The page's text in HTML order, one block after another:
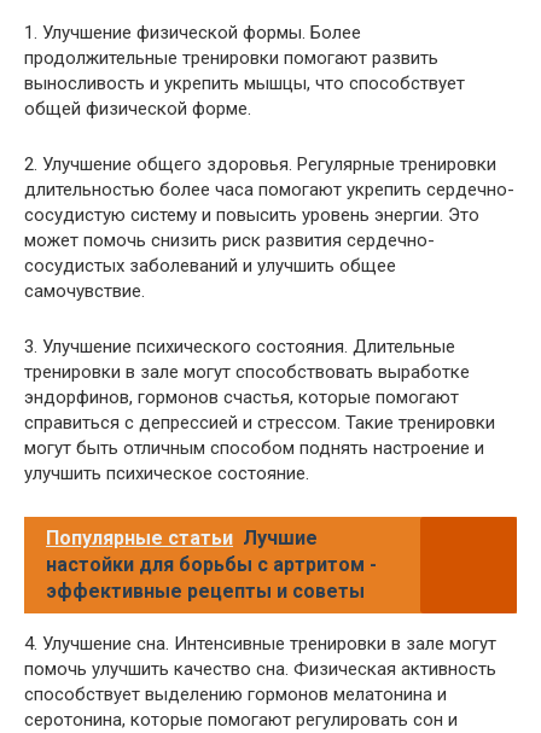
1. Улучшение физической формы. Более
продолжительные тренировки помогают развить
выносливость и укрепить мышцы, что способствует
общей физической форме.
2. Улучшение общего здоровья. Регулярные тренировки
длительностью более часа помогают укрепить сердечно-
сосудистую систему и повысить уровень энергии. Это
может помочь снизить риск развития сердечно-
сосудистых заболеваний и улучшить общее
самочувствие.
3. Улучшение психического состояния. Длительные
тренировки в зале могут способствовать выработке
эндорфинов, гормонов счастья, которые помогают
справиться с депрессией и стрессом. Такие тренировки
могут быть отличным способом поднять настроение и
улучшить психическое состояние.
Популярные статьи Лучшие
настойки для борьбы с артритом -
эффективные рецепты и советы
4. Улучшение сна. Интенсивные тренировки в зале могут
помочь улучшить качество сна. Физическая активность
способствует выделению гормонов мелатонина и
серотонина, которые помогают регулировать сон и